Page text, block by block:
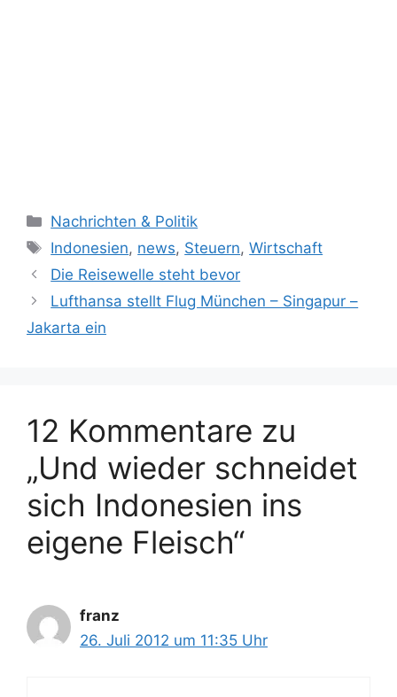
K
a
e
g
o
n
Nachrichten & Politik
S
c
l
a
r
t
Indonesien, news, Steuern,Wirtschaft
Die Reisewelle steht bevor
Lufthansa stellt Flug München – Singapur –
Jakarta ein
12 Kommentare zu
„Und wieder schneidet
sich Indonesien ins
eigene Fleisch“
franz
26. Juli 2012 um 11:35 Uhr